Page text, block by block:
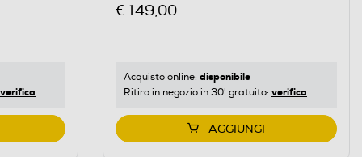
verifica
€ 149,00
Acquisto online: disponibile
Ritiro in negozio in 30' gratuito: verifica
AGGIUNGI